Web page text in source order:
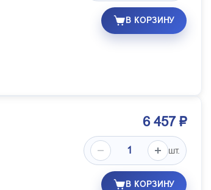
В КОРЗИНУ
6 457 ₽
шт.
В КОРЗИНУ